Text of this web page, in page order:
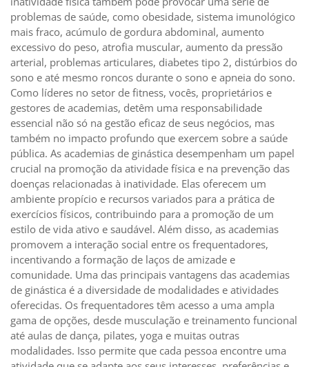
problemas de saúde, como obesidade, sistema imunológico
mais fraco, acúmulo de gordura abdominal, aumento
excessivo do peso, atrofia muscular, aumento da pressão
arterial, problemas articulares, diabetes tipo 2, distúrbios do
sono e até mesmo roncos durante o sono e apneia do sono.
Como líderes no setor de fitness, vocês, proprietários e
gestores de academias, detêm uma responsabilidade
essencial não só na gestão eficaz de seus negócios, mas
também no impacto profundo que exercem sobre a saúde
pública. As academias de ginástica desempenham um papel
crucial na promoção da atividade física e na prevenção das
doenças relacionadas à inatividade. Elas oferecem um
ambiente propício e recursos variados para a prática de
exercícios físicos, contribuindo para a promoção de um
estilo de vida ativo e saudável. Além disso, as academias
promovem a interação social entre os frequentadores,
incentivando a formação de laços de amizade e
comunidade. Uma das principais vantagens das academias
de ginástica é a diversidade de modalidades e atividades
oferecidas. Os frequentadores têm acesso a uma ampla
gama de opções, desde musculação e treinamento funcional
até aulas de dança, pilates, yoga e muitas outras
modalidades. Isso permite que cada pessoa encontre uma